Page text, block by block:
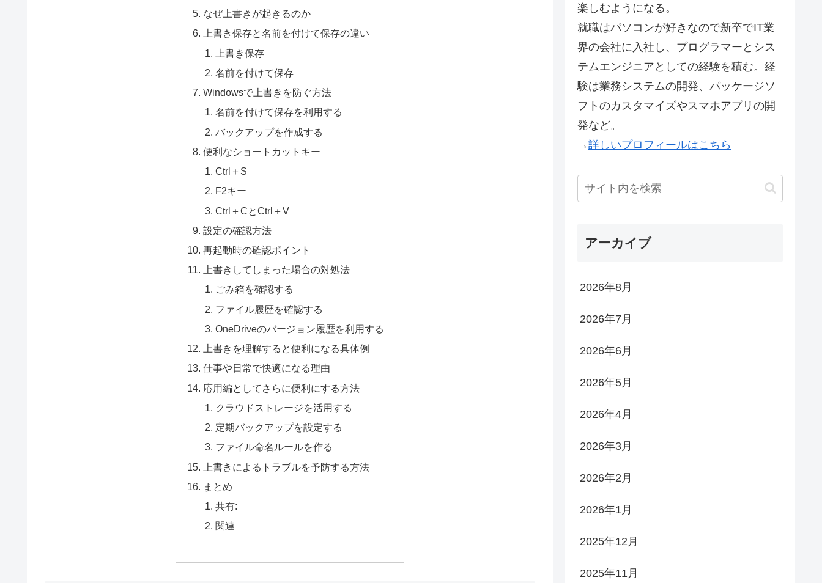
なぜ上書きが起きるのか
上書き保存と名前を付けて保存の違い
上書き保存
名前を付けて保存
Windowsで上書きを防ぐ方法
名前を付けて保存を利用する
バックアップを作成する
便利なショートカットキー
Ctrl＋S
F2キー
Ctrl＋CとCtrl＋V
設定の確認方法
再起動時の確認ポイント
上書きしてしまった場合の対処法
ごみ箱を確認する
ファイル履歴を確認する
OneDriveのバージョン履歴を利用する
上書きを理解すると便利になる具体例
仕事や日常で快適になる理由
応用編としてさらに便利にする方法
クラウドストレージを活用する
定期バックアップを設定する
ファイル命名ルールを作る
上書きによるトラブルを予防する方法
まとめ
共有:
関連
楽しむようになる。
就職はパソコンが好きなので新卒でIT業
界の会社に入社し、プログラマーとシス
テムエンジニアとしての経験を積む。経
験は業務システムの開発、パッケージソ
フトのカスタマイズやスマホアプリの開
発など。
→詳しいプロフィールはこちら
アーカイブ
2026年8月
2026年7月
2026年6月
2026年5月
2026年4月
2026年3月
2026年2月
2026年1月
2025年12月
2025年11月